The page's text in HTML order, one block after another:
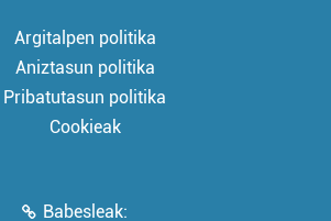
Argitalpen politika
Aniztasun politika
Pribatutasun politika
Cookieak
Babesleak: